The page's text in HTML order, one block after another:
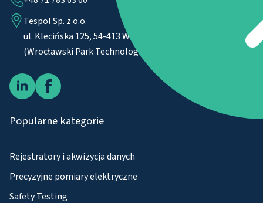
Tespol Sp. z o.o.
ul. Klecińska 125, 54-413 Wrocław, Budynek Beta
(Wrocławski Park Technologiczny)
Popularne kategorie
Rejestratory i akwizycja danych
Precyzyjne pomiary elektryczne
Safety Testing